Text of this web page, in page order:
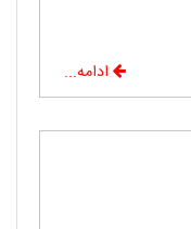
ادامه...